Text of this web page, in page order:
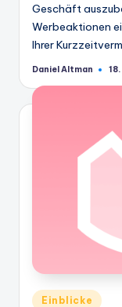
Geschäft
Werbeaktionen
Ihrer
Geschrieben
Daniel Altman
Veröffentlicht
Einblicke